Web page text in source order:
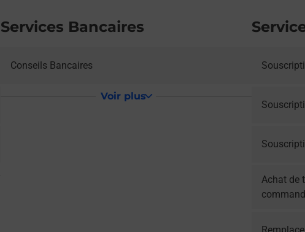
Services Bancaires
Conseils Bancaires
Voir plus
Achat de